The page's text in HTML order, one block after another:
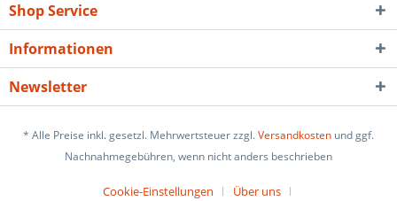
Shop Service
Informationen
Newsletter
* Alle Preise inkl. gesetzl. Mehrwertsteuer zzgl.Versandkosten und ggf.
Nachnahmegebühren, wenn nicht anders beschrieben
Cookie-Einstellungen
Über uns